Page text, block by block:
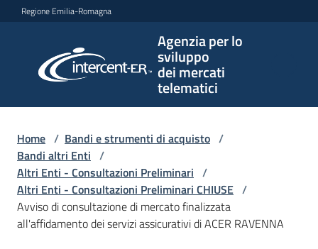
Vai al contenuto
Vai alla navigazione
Vai al footer
Regione Emilia-Romagna
Agenzia per lo
sviluppo
dei mercati
telematici
per lo
sviluppo
telematici
L'Agenzia
Home / Bandi e strumenti di acquisto /
Bandi altri Enti /
Altri Enti - Consultazioni Preliminari /
Altri Enti - Consultazioni Preliminari CHIUSE /
Avviso di consultazione di mercato finalizzata
all'affidamento dei servizi assicurativi di ACER RAVENNA